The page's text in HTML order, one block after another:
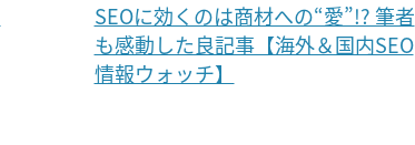
SEOに効くのは商材への“愛”!? 筆者
も感動した良記事【海外＆国内SEO
情報ウォッチ】